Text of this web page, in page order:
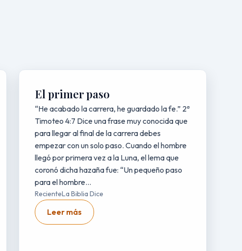
El primer paso
“He acabado la carrera, he guardado la fe.” 2ª
Timoteo 4:7 Dice una frase muy conocida que
para llegar al final de la carrera debes
empezar con un solo paso. Cuando el hombre
llegó por primera vez a la Luna, el lema que
coronó dicha hazaña fue: “Un pequeño paso
para el hombre...
RecienteLa Biblia Dice
Leer más